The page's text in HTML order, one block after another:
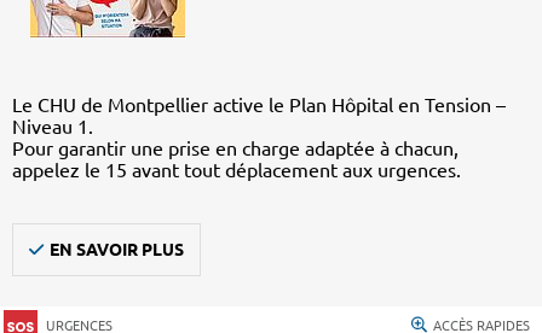
Le CHU de Montpellier active le Plan Hôpital en Tension –
Niveau 1.
Pour garantir une prise en charge adaptée à chacun,
appelez le 15 avant tout déplacement aux urgences.
EN SAVOIR PLUS
URGENCES ACCÈS RAPIDES